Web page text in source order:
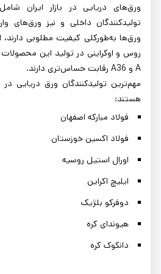
ورق‌های دریایی در بازار ایران
تولیدکنندگان داخلی و نیز ورق‌های
ورق‌ها به‌طورکلی کیفیت مطلوبی دارند،
A و A36 رقابت حساس‌تری دارند.
مهم‌ترین تولیدکنندگان ورق دریایی
هستند:
فولاد مبارکه اصفهان
فولاد اکسین خوزستان
اورال استیل روسیه
ایلیچ اکراین
دوفرکو بلژیک
هیوندای کره
دانکوک کره